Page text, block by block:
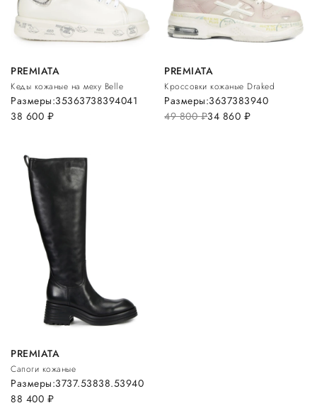
PREMIATA
Кеды кожаные на меху Belle
38 600 руб.
Размеры:35363738394041
PREMIATA
Кроссовки кожаные Draked
49 800руб.34 860 руб.
Размеры:3637383940
PREMIATA
Сапоги кожаные
88 400 руб.
Размеры:3737.53838.53940